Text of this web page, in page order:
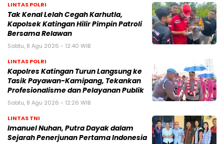
LINTAS POLRI
Tak Kenal Lelah Cegah Karhutla,
Kapolsek Katingan Hilir Pimpin Patroli
Bersama Relawan
Sabtu, 8 Agu 2026 - 12:40 WIB
LINTAS POLRI
Kapolres Katingan Turun Langsung ke
Tasik Payawan-Kamipang, Tekankan
Profesionalisme dan Pelayanan Publik
Sabtu, 8 Agu 2026 - 12:26 WIB
LINTAS TNI
Imanuel Nuhan, Putra Dayak dalam
Sejarah Penerjunan Pertama Indonesia